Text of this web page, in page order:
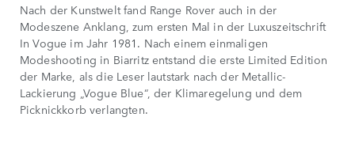
Nach der Kunstwelt fand Range Rover auch in der
Modeszene Anklang, zum ersten Mal in der Luxuszeitschrift
In Vogue im Jahr 1981. Nach einem einmaligen
Modeshooting in Biarritz entstand die erste Limited Edition
der Marke, als die Leser lautstark nach der Metallic-
Lackierung „Vogue Blue“, der Klimaregelung und dem
Picknickkorb verlangten.